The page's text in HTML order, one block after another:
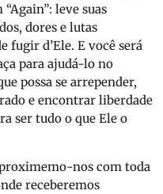
leve suas
dores e lutas
fugir d’Ele. E você será
para ajudá-lo no
possa se arrepender,
e encontrar liberdade
ser tudo o que Ele o
nos com toda
receberemos